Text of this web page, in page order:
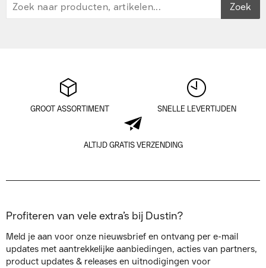
Zoek
GROOT ASSORTIMENT SNELLE LEVERTIJDEN
ALTIJD GRATIS VERZENDING
Profiteren van vele extra’s bij Dustin?
Meld je aan voor onze nieuwsbrief en ontvang per e-mail
updates met aantrekkelijke aanbiedingen, acties van partners,
product updates & releases en uitnodigingen voor